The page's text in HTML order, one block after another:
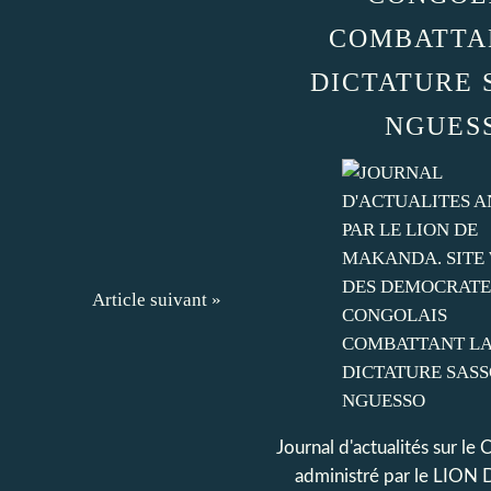
Article suivant »
DICTATURE
Journal d'actualités sur le
administré par le LION